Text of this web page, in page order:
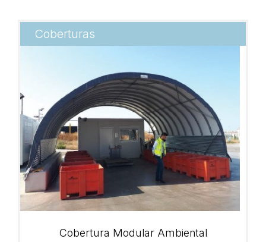
Coberturas
Cobertura Modular Ambiental